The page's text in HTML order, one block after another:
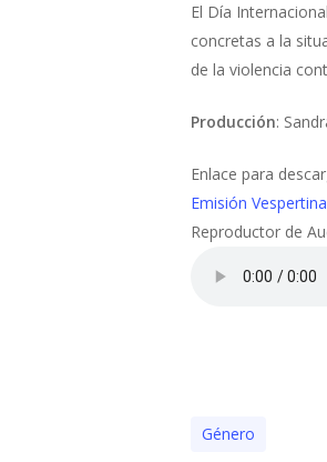
El Día
concretas a la
de la violencia
Producción:
Enlace para
Emisión
Reproductor de
Género